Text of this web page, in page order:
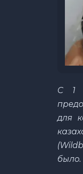
С 1
для
было.